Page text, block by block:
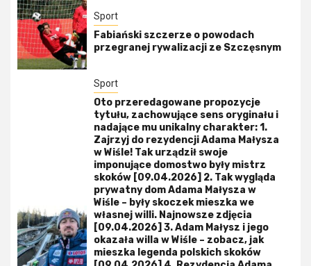
Sport
Fabiański szczerze o powodach
przegranej rywalizacji ze Szczęsnym
Sport
Oto przeredagowane propozycje
tytułu, zachowujące sens oryginału i
nadające mu unikalny charakter: 1.
Zajrzyj do rezydencji Adama Małysza
w Wiśle! Tak urządził swoje
imponujące domostwo były mistrz
skoków [09.04.2026] 2. Tak wygląda
prywatny dom Adama Małysza w
Wiśle – były skoczek mieszka we
własnej willi. Najnowsze zdjęcia
[09.04.2026] 3. Adam Małysz i jego
okazała willa w Wiśle – zobacz, jak
mieszka legenda polskich skoków